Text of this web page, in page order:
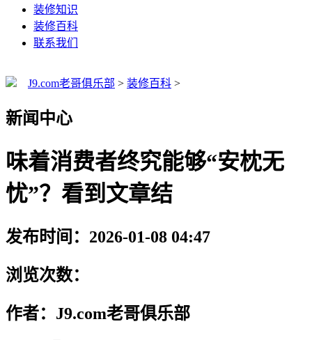
装修知识
装修百科
联系我们
J9.com老哥俱乐部 > 装修百科 >
新闻中心
味着消费者终究能够“安枕无
忧”？看到文章结
发布时间：2026-01-08 04:47
浏览次数：
作者：J9.com老哥俱乐部